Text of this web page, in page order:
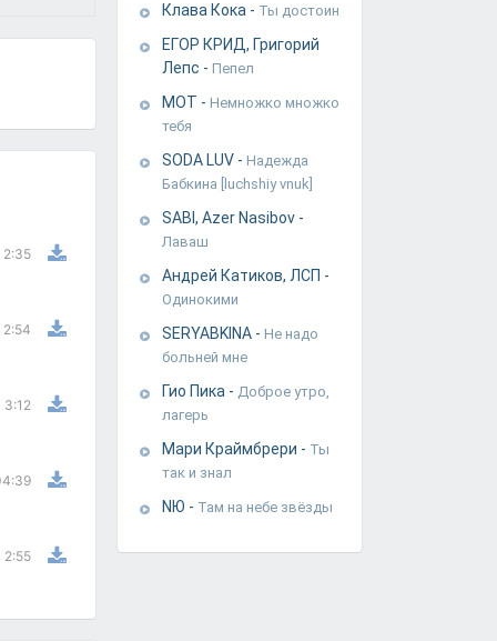
2:35
2:54
3:12
2:55
Клава Кока - Ты достоин
ЕГОР КРИД, Григорий
Лепс - Пепел
МОТ - Немножко множко
тебя
SODA LUV - Надежда
Бабкина [luchshiy vnuk]
SABI, Azer Nasibov -
Лаваш
Андрей Катиков, ЛСП -
Одинокими
SERYABKINA - Не надо
больней мне
Гио Пика - Доброе утро,
лагерь
Мари Краймбрери - Ты
так и знал
NЮ - Там на небе звёзды